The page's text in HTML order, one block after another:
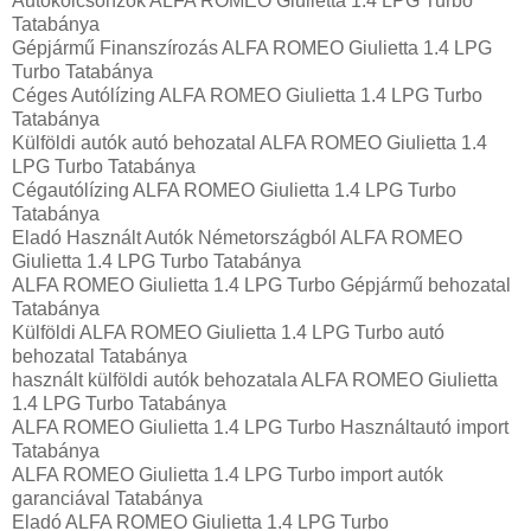
Tatabánya
Gépjármű Finanszírozás ALFA ROMEO Giulietta 1.4 LPG
Turbo Tatabánya
Céges Autólízing ALFA ROMEO Giulietta 1.4 LPG Turbo
Tatabánya
Külföldi autók‎ autó behozatal ALFA ROMEO Giulietta 1.4
LPG Turbo Tatabánya
Cégautólízing ALFA ROMEO Giulietta 1.4 LPG Turbo
Tatabánya
Eladó Használt Autók Németországból ALFA ROMEO
Giulietta 1.4 LPG Turbo Tatabánya
ALFA ROMEO Giulietta 1.4 LPG Turbo Gépjármű behozatal
Tatabánya
Külföldi ALFA ROMEO Giulietta 1.4 LPG Turbo autó
behozatal Tatabánya
használt külföldi autók behozatala ALFA ROMEO Giulietta
1.4 LPG Turbo Tatabánya
ALFA ROMEO Giulietta 1.4 LPG Turbo Használtautó import
Tatabánya
ALFA ROMEO Giulietta 1.4 LPG Turbo import autók
garanciával Tatabánya
Eladó ALFA ROMEO Giulietta 1.4 LPG Turbo